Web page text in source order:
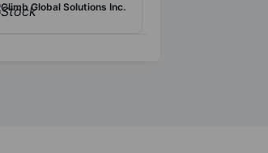
Climb Global Solutions Inc.